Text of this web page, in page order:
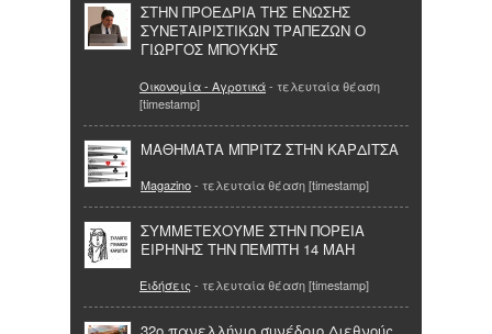
ΣΤΗΝ ΠΡΟΕΔΡΙΑ ΤΗΣ ΕΝΩΣΗΣ
ΣΥΝΕΤΑΙΡΙΣΤΙΚΩΝ ΤΡΑΠΕΖΩΝ Ο
ΓΙΩΡΓΟΣ ΜΠΟΥΚΗΣ
Οικονομία - Αγροτικά- τελευταία θέαση
[timestamp]
ΜΑΘΗΜΑΤΑ ΜΠΡΙΤΖ ΣΤΗΝ ΚΑΡΔΙΤΣΑ
Magazino- τελευταία θέαση [timestamp]
ΣΥΜΜΕΤΕΧΟΥΜΕ ΣΤΗΝ ΠΟΡΕΙΑ
ΕΙΡΗΝΗΣ ΤΗΝ ΠΕΜΠΤΗ 14 ΜΑΗ
Ειδήσεις - τελευταία θέαση [timestamp]